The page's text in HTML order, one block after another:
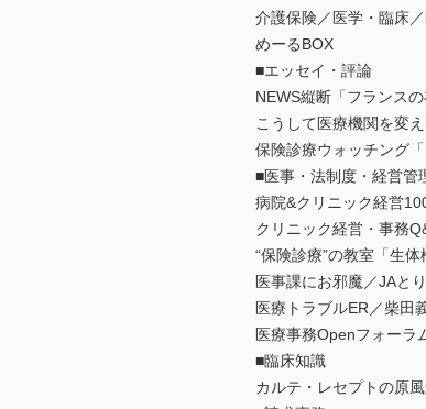
介護保険／医学・臨床
めーるBOX
■エッセイ・評論
NEWS縦断「フランス
こうして医療機関を変
保険診療ウォッチング
■医事・法制度・経営管
病院&クリニック経営
クリニック経営・事務
“保険診療”の教室「生
医事課にお邪魔／JAと
医療トラブルER／柴田
医療事務Openフォーラ
■臨床知識
カルテ・レセプトの原